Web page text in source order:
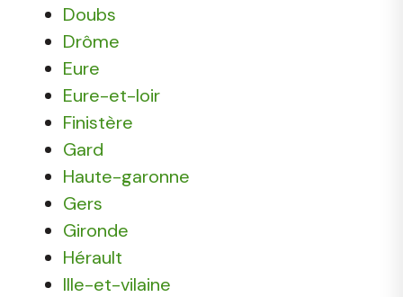
Doubs
Drôme
Eure
Eure-et-loir
Finistère
Gard
Haute-garonne
Gers
Gironde
Hérault
Ille-et-vilaine